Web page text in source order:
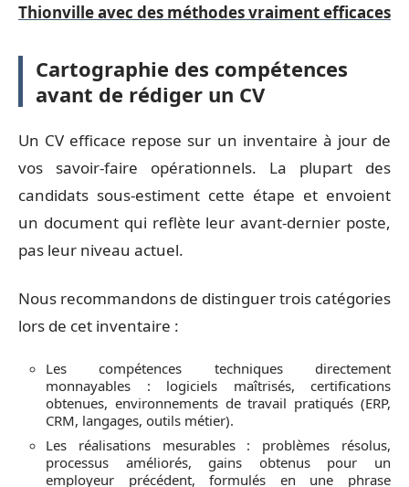
Thionville avec des méthodes vraiment efficaces
Cartographie des compétences
avant de rédiger un CV
Un CV efficace repose sur un inventaire à jour de
vos savoir-faire opérationnels. La plupart des
candidats sous-estiment cette étape et envoient
un document qui reflète leur avant-dernier poste,
pas leur niveau actuel.
Nous recommandons de distinguer trois catégories
lors de cet inventaire :
Les compétences techniques directement
monnayables : logiciels maîtrisés, certifications
obtenues, environnements de travail pratiqués (ERP,
CRM, langages, outils métier).
Les réalisations mesurables : problèmes résolus,
processus améliorés, gains obtenus pour un
employeur précédent, formulés en une phrase